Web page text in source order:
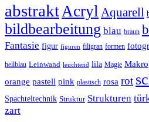
abstrakt Acryl Aquarell
bildbearbeitung blau braun
Fantasie figur figuren filigran formen
hellblau Leinwand leuchtend lila Magie Makro
orange pastell pink plastisch rosa rot
Spachteltechnik Struktur Strukturen
zart